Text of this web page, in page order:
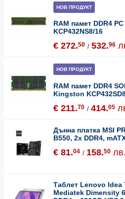
НОВ ПРОДУКТ
RAM памет DDR4
KCP432NS8/16
€ 272.50 / 532.96
НОВ ПРОДУКТ
RAM памет DDR4
Kingston
€ 211.70 / 414.05
Дънна платка MSI
B550, 2x DDR4,
€ 81.04 / 158.50 лв.
Таблет Lenovo Idea
Mediatek Dimensity